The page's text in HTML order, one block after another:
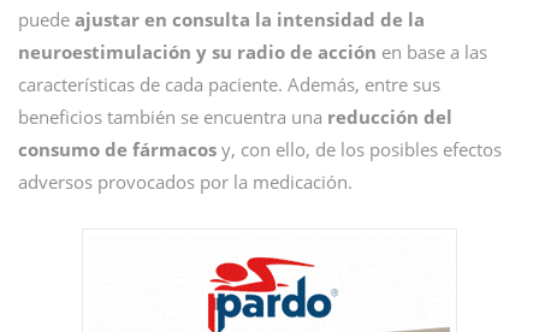
puede ajustar en consulta la intensidad de la
neuroestimulación y su radio de acción en base a las
características de cada paciente. Además, entre sus
beneficios también se encuentra una reducción del
consumo de fármacos y, con ello, de los posibles efectos
adversos provocados por la medicación.